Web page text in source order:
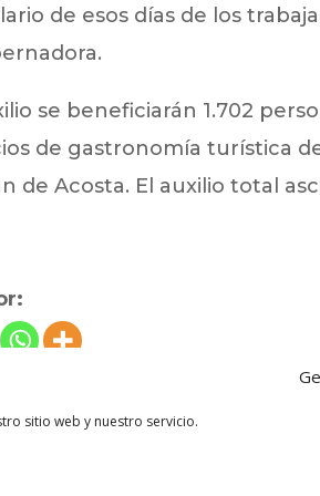
sitio web y nuestro servicio.
de esos días de los
se beneficiarán 1.702
de gastronomía turística
de Acosta. El auxilio total